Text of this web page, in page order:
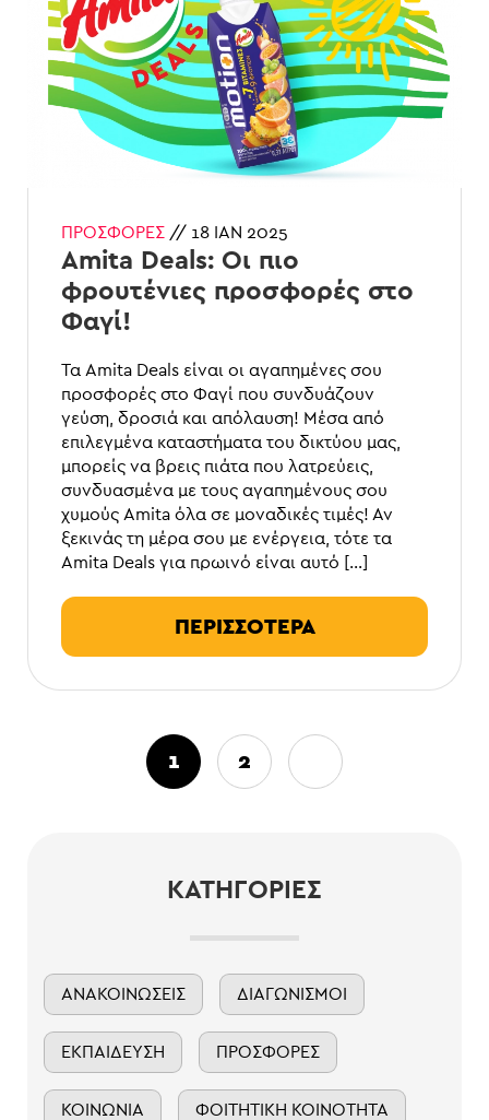
ΠΡΟΣΦΟΡΈΣ // 18 ΙΑΝ 2025
Amita Deals: Οι πιο
φρουτένιες προσφορές στο
Φαγί!
Τα Amita Deals είναι οι αγαπημένες σου
προσφορές στο Φαγί που συνδυάζουν
γεύση, δροσιά και απόλαυση! Μέσα από
επιλεγμένα καταστήματα του δικτύου μας,
μπορείς να βρεις πιάτα που λατρεύεις,
συνδυασμένα με τους αγαπημένους σου
χυμούς Amita όλα σε μοναδικές τιμές! Αν
ξεκινάς τη μέρα σου με ενέργεια, τότε τα
Amita Deals για πρωινό είναι αυτό […]
ΠΕΡΙΣΣΟΤΕΡΑ
1 2
ΚΑΤΗΓΟΡΊΕΣ
ΑΝΑΚΟΙΝΏΣΕΙΣ ΔΙΑΓΩΝΙΣΜΟΊ
ΕΚΠΑΊΔΕΥΣΗ ΠΡΟΣΦΟΡΈΣ
ΚΟΙΝΩΝΊΑ ΦΟΙΤΗΤΙΚΉ ΚΟΙΝΌΤΗΤΑ